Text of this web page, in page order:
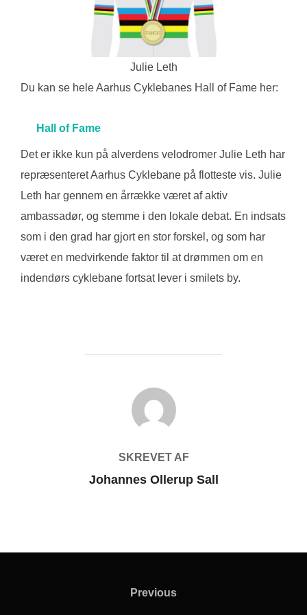
Julie Leth
Du kan se hele Aarhus Cyklebanes Hall of Fame her:
Hall of Fame
Det er ikke kun på alverdens velodromer Julie Leth har
repræsenteret Aarhus Cyklebane på flotteste vis. Julie
Leth har gennem en årrække været af aktiv
ambassadør, og stemme i den lokale debat. En indsats
som i den grad har gjort en stor forskel, og som har
været en medvirkende faktor til at drømmen om en
indendørs cyklebane fortsat lever i smilets by.
FORFATTER
SKREVET AF
Johannes Ollerup Sall
Previous
Previous